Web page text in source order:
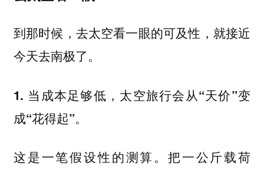
到那时候，去太空看一眼的可及性，就接近
今天去南极了。
1. 当成本足够低，太空旅行会从“天价”变
成“花得起”。
这是一笔假设性的测算。把一公斤载荷